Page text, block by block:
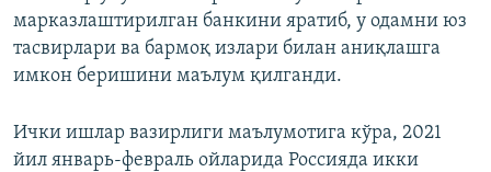
марказлаштирилган банкини яратиб, у одамни юз
тасвирлари ва бармоқ излари билан аниқлашга
имкон беришини маълум қилганди.
Ички ишлар вазирлиги маълумотига кўра, 2021
йил январь-февраль ойларида Россияда икки